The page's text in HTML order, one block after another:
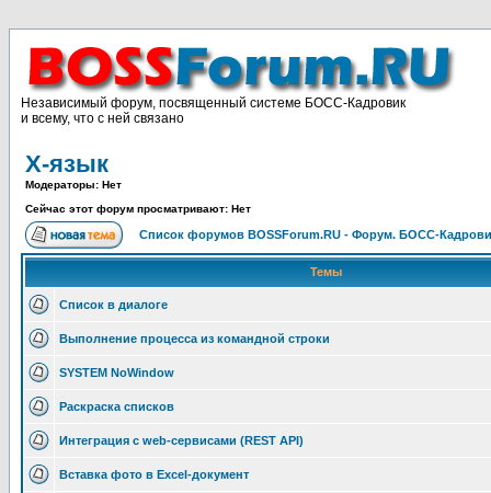
Независимый форум, посвященный системе БОСС-Кадровик
и всему, что с ней связано
X-язык
Модераторы: Нет
Сейчас этот форум просматривают: Нет
Список форумов BOSSForum.RU - Форум. БОСС-
Темы
Список в диалоге
Выполнение процесса из командной строки
SYSTEM NoWindow
Раскраска списков
Интеграция с web-сервисами (REST API)
Вставка фото в Excel-документ